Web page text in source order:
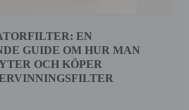
EN
GUIDE OM HUR MAN
OCH KÖPER